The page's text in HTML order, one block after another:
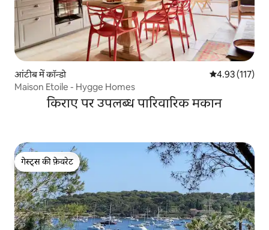
आंटीब में कॉन्डो औसत रेटिंग 5 में से
4.93 (117)
Maison Etoile - Hygge Homes
किराए पर उपलब्ध पारिवारिक मकान
गेस्ट्स की फ़ेवरेट
गेस्ट्स की फ़ेवरेट